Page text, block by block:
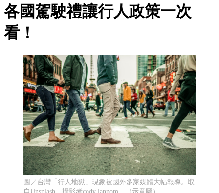
各國駕駛禮讓行人政策一次
看！
圖／台灣「行人地獄」現象被國外多家媒體大幅報導。取
自Unsplash。攝影者cody lannom。（示意圖）